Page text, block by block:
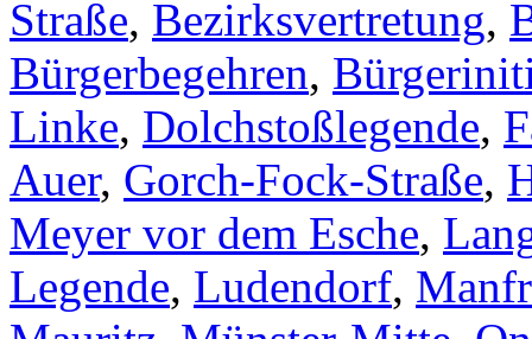
Straße, Bezirksvertretung,
Bürgerbegehren,
Linke, Dolchstoßlegende,
Auer, Gorch-Fock-Straße,
Meyer vor dem Esche,
Legende, Ludendorf,